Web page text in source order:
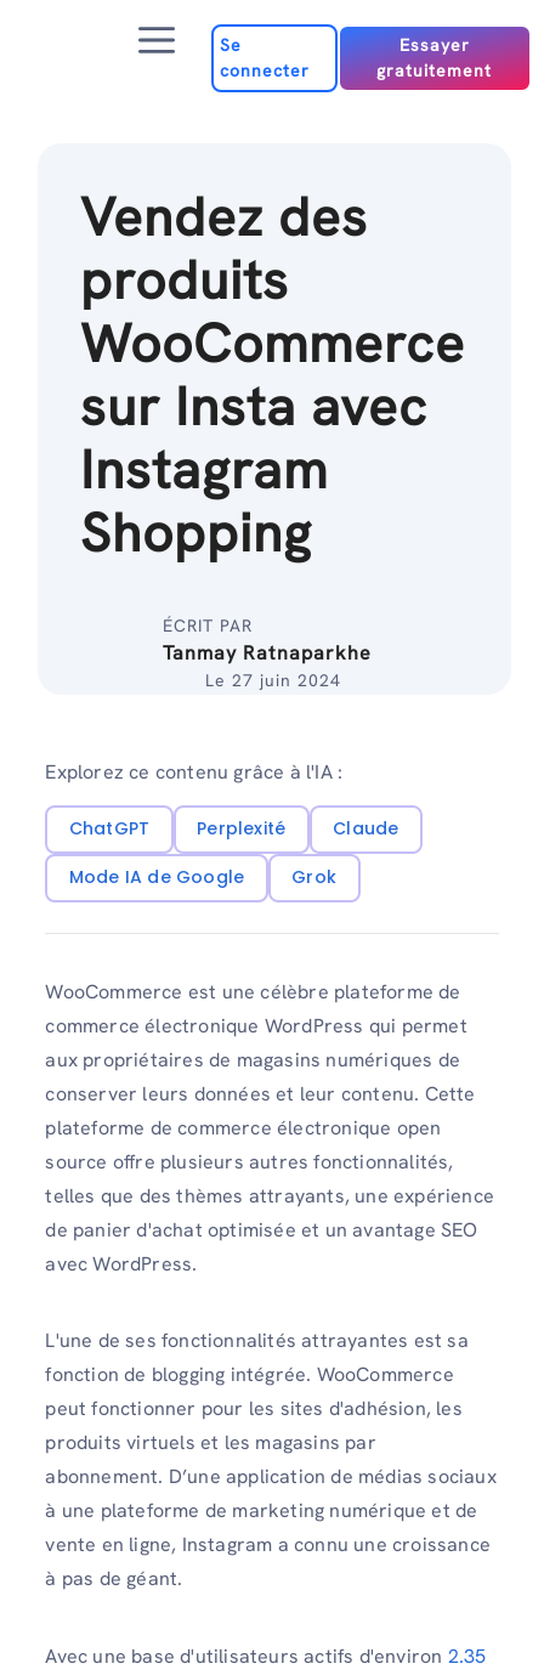
Menu
Se
connecter
Essayer
gratuitement
Vendez des
produits
WooCommerce
sur Insta avec
Instagram
Shopping
ÉCRIT PAR
Tanmay Ratnaparkhe
Le 27 juin 2024
Explorez ce contenu grâce à l'IA :
ChatGPT Perplexité
Claude
Mode IA de Google
Grok
WooCommerce est une célèbre plateforme de
commerce électronique WordPress qui permet
aux propriétaires de magasins numériques de
conserver leurs données et leur contenu. Cette
plateforme de commerce électronique open
source offre plusieurs autres fonctionnalités,
telles que des thèmes attrayants, une expérience
de panier d'achat optimisée et un avantage SEO
avec WordPress.
L'une de ses fonctionnalités attrayantes est sa
fonction de blogging intégrée. WooCommerce
peut fonctionner pour les sites d'adhésion, les
produits virtuels et les magasins par
abonnement. D’une application de médias sociaux
à une plateforme de marketing numérique et de
vente en ligne, Instagram a connu une croissance
à pas de géant.
Avec une base d'utilisateurs actifs d'environ 2.35